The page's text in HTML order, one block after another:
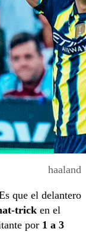
haaland
que el delantero
trick en el
por 1 a 3